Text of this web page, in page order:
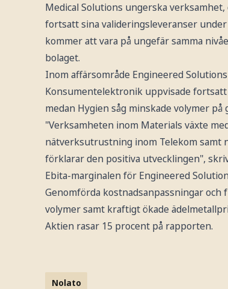
Medical Solutions ungerska
fortsatt sina valideringsleveranser
kommer att vara på ungefär samma
bolaget.
Inom affärsområde Engineered
Konsumentelektronik uppvisade
medan Hygien såg minskade volymer
"Verksamheten inom Materials växte
nätverksutrustning inom Telekom samt
förklarar den positiva utvecklingen",
Ebita-marginalen för Engineered
Genomförda kostnadsanpassningar
volymer samt kraftigt ökade
Aktien rasar 15 procent på rapporten.
Nolato